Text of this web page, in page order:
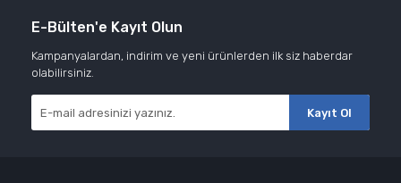
E-Bülten'e Kayıt Olun
Kampanyalardan, indirim ve yeni ürünlerden ilk siz haberdar
olabilirsiniz.
Kayıt Ol